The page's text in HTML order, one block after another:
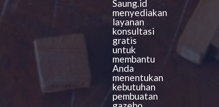
Saung.id
menyediakan
layanan
konsultasi
gratis
untuk
membantu
Anda
menentukan
kebutuhan
pembuatan